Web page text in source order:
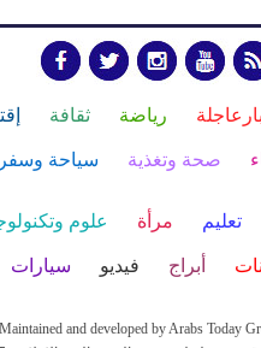
رياضة ثقافة
صحة وتغذية سياحة وسفر
تعليم مرأة علوم
أبراج فيديو سيارات
Maintained and developed by Arabs Today